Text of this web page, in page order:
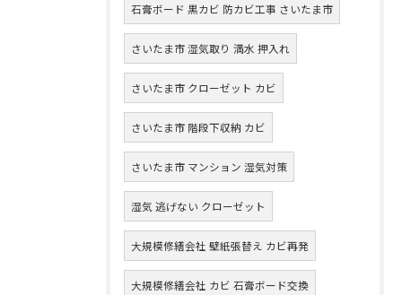
石膏ボード 黒カビ 防カビ工事 さいたま市
さいたま市 湿気取り 満水 押入れ
さいたま市 クローゼット カビ
さいたま市 階段下収納 カビ
さいたま市 マンション 湿気対策
湿気 逃げない クローゼット
大規模修繕会社 壁紙張替え カビ再発
大規模修繕会社 カビ 石膏ボード交換